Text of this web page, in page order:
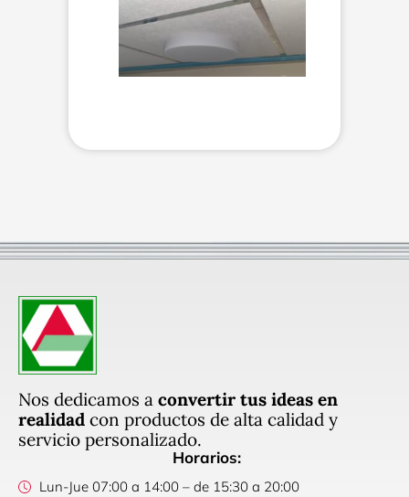
Nos dedicamos a convertir tus ideas en
realidad con productos de alta calidad y
servicio personalizado.
Horarios:
Lun-Jue 07:00 a 14:00 – de 15:30 a 20:00